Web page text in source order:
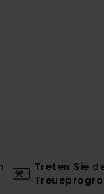
Treten Sie